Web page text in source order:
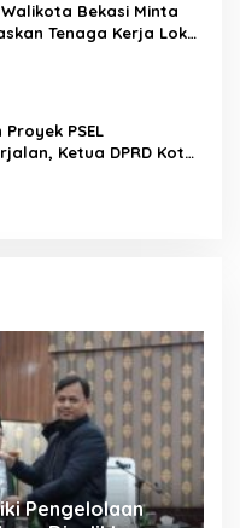
Walikota Bekasi Minta
Tenaga Kerja Lokal
PSEL
Ketua DPRD Kota
Walikota Bekasi
Pengelolaan